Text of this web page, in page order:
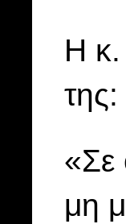
Η κ.
της:
«Σε
μη